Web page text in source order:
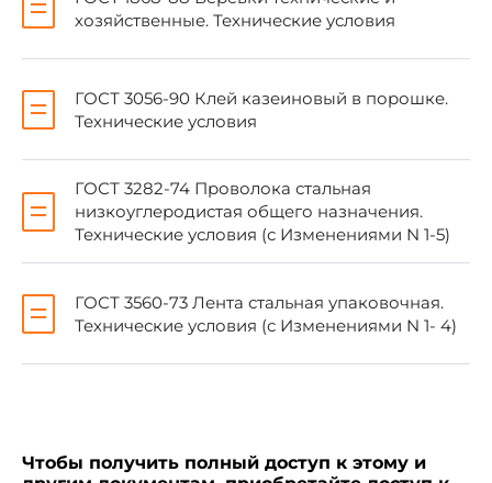
ГОСТ 10354-82
хозяйственные. Технические условия
ГОСТ 3056-90 Клей казеиновый в порошке.
Технические условия
ГОСТ 3282-74 Проволока стальная
низкоуглеродистая общего назначения.
Технические условия (с Изменениями N 1-5)
ГОСТ 3560-73 Лента стальная упаковочная.
Технические условия (с Изменениями N 1- 4)
Чтобы получить полный доступ к этому и